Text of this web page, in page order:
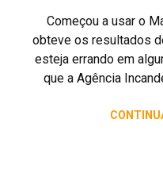
Começou a usar o
obteve os resultados
esteja errando em
que a Agência